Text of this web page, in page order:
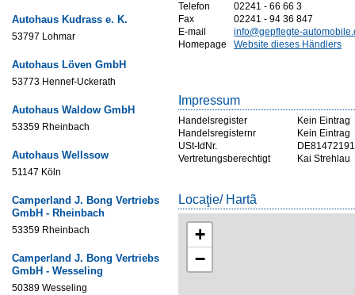
Autohaus Kudrass e. K.
53797 Lohmar
Autohaus Löven GmbH
53773 Hennef-Uckerath
Autohaus Waldow GmbH
53359 Rheinbach
Autohaus Wellssow
51147 Köln
Camperland J. Bong Vertriebs
GmbH - Rheinbach
53359 Rheinbach
Camperland J. Bong Vertriebs
GmbH - Wesseling
50389 Wesseling
Telefon
02241 - 66 66 3
Fax
02241 - 94 36 847
E-mail
info@gepflegte-
Homepage
Website dieses Händlers
Impressum
Handelsregister
Kein Eintrag
Handelsregisternr
Kein Eintrag
USt-IdNr.
Vertretungsberechtigt
Kai Strehlau
Locaţie/ Hartã
+
−